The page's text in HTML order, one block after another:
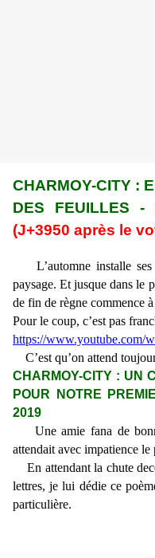
CHARMOY-CITY :
DES FEUILLES
(J+3950 après le
L’automne installe
paysage. Et jusque dans le
de fin de règne commence
Pour le coup, c’est pas
https://www.youtube.com/
C’est qu’on attend
CHARMOY-CITY : UN
POUR NOTRE
2019
Une amie fana de
attendait avec impatience le
En attendant la chute
lettres, je lui dédie ce
particulière.